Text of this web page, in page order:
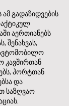
ამ გადაზიდვების
აერთიანებს
შენახვას,
კავშირთან
პორტთან
და
საზღვაო